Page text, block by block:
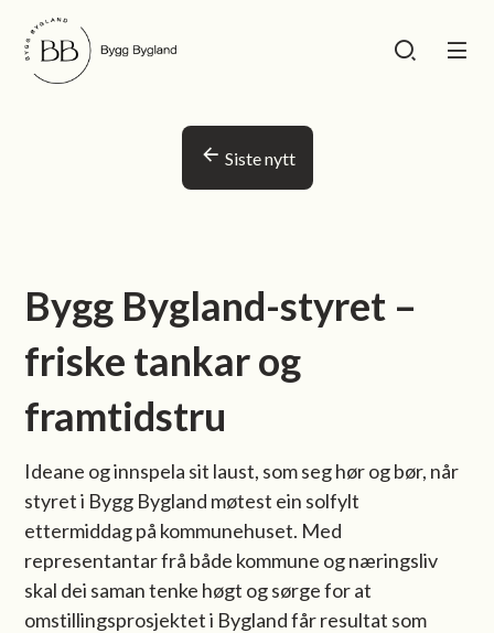
Bygg Bygland
Siste nytt
Bygg Bygland-styret –
friske tankar og
framtidstru
Ideane og innspela sit laust, som seg hør og bør, når
styret i Bygg Bygland møtest ein solfylt
ettermiddag på kommunehuset. Med
representantar frå både kommune og næringsliv
skal dei saman tenke høgt og sørge for at
omstillingsprosjektet i Bygland får resultat som